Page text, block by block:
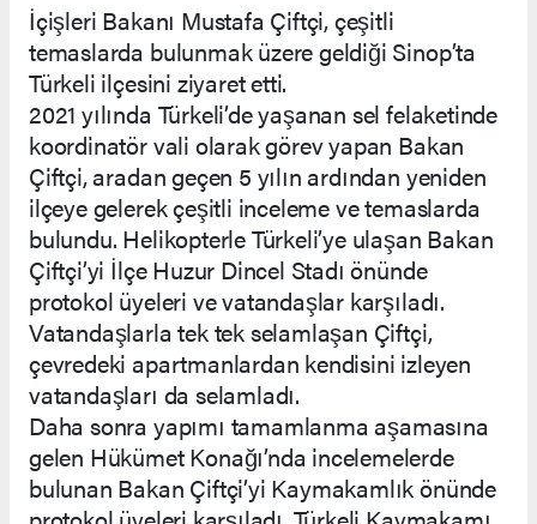
İçişleri Bakanı Mustafa Çiftçi, çeşitli
temaslarda bulunmak üzere geldiği Sinop’ta
Türkeli ilçesini ziyaret etti.
2021 yılında Türkeli’de yaşanan sel felaketinde
koordinatör vali olarak görev yapan Bakan
Çiftçi, aradan geçen 5 yılın ardından yeniden
ilçeye gelerek çeşitli inceleme ve temaslarda
bulundu. Helikopterle Türkeli’ye ulaşan Bakan
Çiftçi’yi İlçe Huzur Dincel Stadı önünde
protokol üyeleri ve vatandaşlar karşıladı.
Vatandaşlarla tek tek selamlaşan Çiftçi,
çevredeki apartmanlardan kendisini izleyen
vatandaşları da selamladı.
Daha sonra yapımı tamamlanma aşamasına
gelen Hükümet Konağı’nda incelemelerde
bulunan Bakan Çiftçi’yi Kaymakamlık önünde